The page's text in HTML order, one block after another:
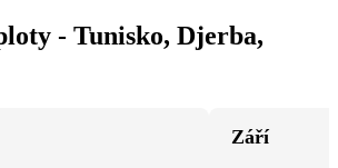
- Tunisko, Djerba,
Září